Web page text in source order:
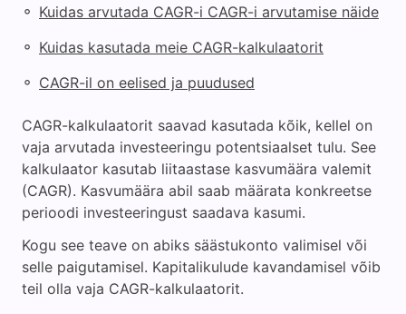
◦ Kuidas arvutada CAGR-i CAGR-i arvutamise näide
◦ Kuidas kasutada meie CAGR-kalkulaatorit
◦ CAGR-il on eelised ja puudused
CAGR-kalkulaatorit saavad kasutada kõik, kellel on
vaja arvutada investeeringu potentsiaalset tulu. See
kalkulaator kasutab liitaastase kasvumäära valemit
(CAGR). Kasvumäära abil saab määrata konkreetse
perioodi investeeringust saadava kasumi.
Kogu see teave on abiks säästukonto valimisel või
selle paigutamisel. Kapitalikulude kavandamisel võib
teil olla vaja CAGR-kalkulaatorit.